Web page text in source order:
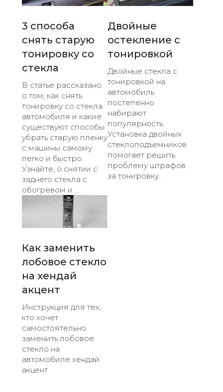
3 способа
снять старую
тонировку со
стекла
В статье рассказано
о том, как снять
тонировку со стекла
автомобиля и какие
существуют способы
убрать старую пленку
с машины самому
легко и быстро.
Узнайте, о снятии с
заднего стекла с
обогревом и ...
Двойные
остекление с
тонировкой
Двойные стекла с
тонировкой на
автомобиль
постепенно
набирают
популярность.
Установка двойных
стеклоподъемников
помогает решить
проблему штрафов
за тонировку.
Как заменить
лобовое стекло
на хендай
акцент
Инструкция для тех,
кто хочет
самостоятельно
заменить лобовое
стекло на
автомобиле хендай
акцент